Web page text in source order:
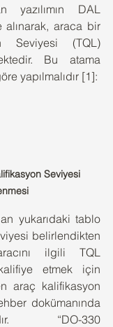
yazılımın DAL
araca bir
Seviyesi (TQL)
Bu atama
yapılmalıdır [1]:
Seviyesi
yukarıdaki tablo
belirlendikten
ilgili TQL
etmek için
araç kalifikasyon
dokümanında
“DO-330